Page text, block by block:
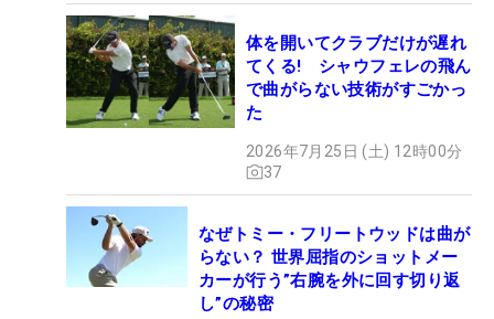
体を開いてクラブだけが遅れ
てくる! シャウフェレの飛ん
で曲がらない技術がすごかっ
た
2026年7月25日 (土) 12時00分
37
なぜトミー・フリートウッドは曲が
らない？ 世界屈指のショットメー
カーが行う”右腕を外に回す切り返
し”の秘密